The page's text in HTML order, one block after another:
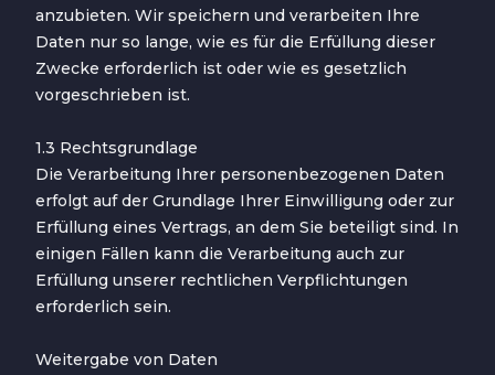
anzubieten. Wir speichern und verarbeiten Ihre
Daten nur so lange, wie es für die Erfüllung dieser
Zwecke erforderlich ist oder wie es gesetzlich
vorgeschrieben ist.
1.3 Rechtsgrundlage
Die Verarbeitung Ihrer personenbezogenen Daten
erfolgt auf der Grundlage Ihrer Einwilligung oder zur
Erfüllung eines Vertrags, an dem Sie beteiligt sind. In
einigen Fällen kann die Verarbeitung auch zur
Erfüllung unserer rechtlichen Verpflichtungen
erforderlich sein.
Weitergabe von Daten